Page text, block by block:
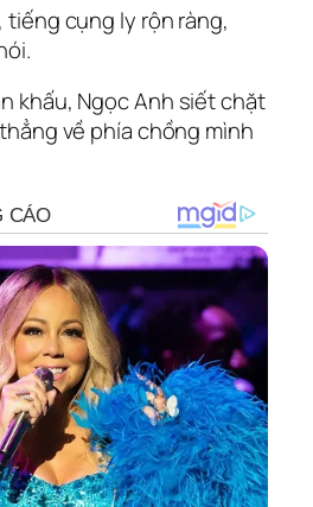
tiếng cụng ly rộn ràng,
khấu, Ngọc Anh siết chặt
về phía chồng mình